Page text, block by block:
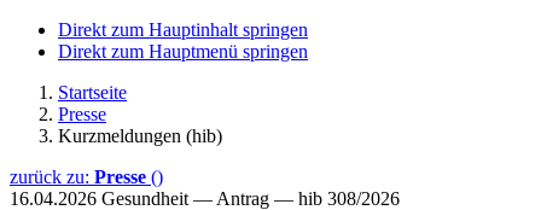
Direkt zum Hauptinhalt springen
Direkt zum Hauptmenü springen
Startseite
Presse
Kurzmeldungen (hib)
zurück zu: Presse ()
16.04.2026 Gesundheit — Antrag — hib 308/2026